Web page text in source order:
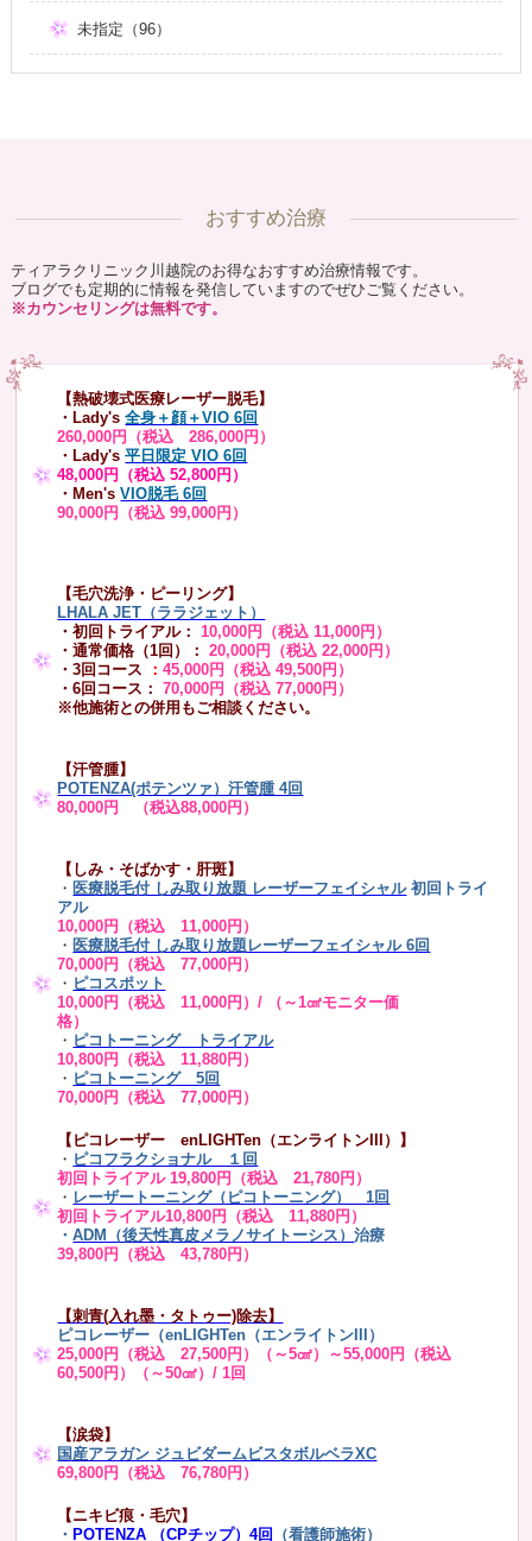
未指定（96）
おすすめ治療
ティアラクリニック川越院のお得なおすすめ治療情報です。
ブログでも定期的に情報を発信していますのでぜひご覧ください。
※カウンセリングは無料です。
【熱破壊式医療レーザー脱毛】
・Lady's 全身＋顔＋VIO 6回
260,000円（税込 286,000円）
・Lady's平日限定 VIO 6回
48,000円（税込 52,800円）
・Men's VIO脱毛 6回
90,000円（税込 99,000円）
【毛穴洗浄・ピーリング】
LHALA JET（ララジェット）
・初回トライアル： 10,000円（税込 11,000円）
・通常価格（1回）：
20,000円（税込 22,000円）
・3回コース ：45,000円（税込 49,500円）
・6回コース：
70,000円（税込 77,000円）
※他施術との併用もご相談ください。
【汗管腫】
POTENZA(ポテンツァ）汗管腫 4回
80,000円 （税込88,000円）
【しみ・そばかす・肝斑】
・ 医療脱毛付 しみ取り放題 レーザーフェイシャル 初回トライ
アル
10,000円（税込 11,000円）
・ 医療脱毛付 しみ取り放題レーザーフェイシャル 6回
70,000円（税込 77,000円）
・ ピコスポット
10,000円（税込 11,000円）/ （～1㎠モニター価
格）
・ ピコトーニング トライアル
10,800円（税込 11,880円）
・ ピコトーニング 5回
70,000円（税込 77,000円）
【ピコレーザー enLIGHTen（エンライトンIII）】
・ ピコフラクショナル １回
初回トライアル 19,800円（税込 21,780円）
・ レーザートーニング（ピコトーニング） 1回
初回トライアル10,800円（税込 11,880円）
・ADM（後天性真皮メラノサイトーシス）治療
39,800円（税込 43,780円）
【刺青(入れ墨・タトゥー)除去】
ピコレーザー（enLIGHTen（エンライトンIII）
25,000円（税込 27,500円）（～5㎠）～55,000円（税込
60,500円）（～50㎠）/ 1回
【涙袋】
国産アラガン ジュビダームビスタボルベラXC
69,800円（税込 76,780円）
【ニキビ痕・毛穴】
・ POTENZA （CPチップ）4回 （看護師施術）